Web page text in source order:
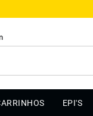
EPI'S